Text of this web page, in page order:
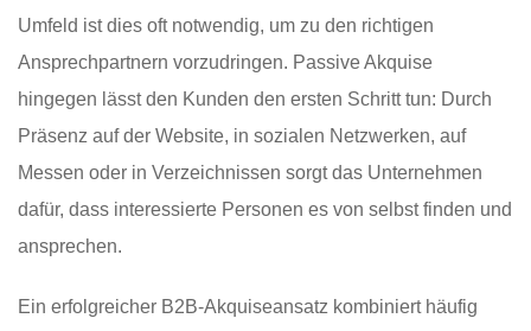
Umfeld ist dies oft notwendig, um zu den richtigen
Ansprechpartnern vorzudringen. Passive Akquise
hingegen lässt den Kunden den ersten Schritt tun: Durch
Präsenz auf der Website, in sozialen Netzwerken, auf
Messen oder in Verzeichnissen sorgt das Unternehmen
dafür, dass interessierte Personen es von selbst finden und
ansprechen.
Ein erfolgreicher B2B-Akquiseansatz kombiniert häufig